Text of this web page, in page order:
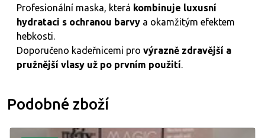
Profesionální maska, která kombinuje luxusní
hydrataci s ochranou barvy a okamžitým efektem
hebkosti.
Doporučeno kadeřnicemi pro výrazně zdravější a
pružnější vlasy už po prvním použití.
Podobné zboží